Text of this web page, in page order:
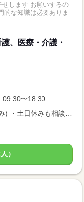
せします お願いするの
的な知識は必要ありま
、医療・介護・
09:30〜18:30
）